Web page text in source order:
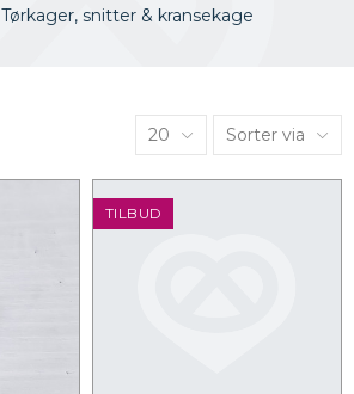
Tørkager, snitter & kransekage
20 Sorter via
TILBUD